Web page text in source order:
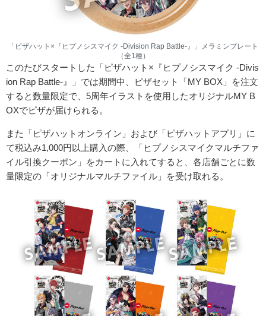
「ピザハット×『ヒプノシスマイク -Division Rap Battle-』」メラミンプレート
（全1種）
このたびスタートした「ピザハット×『ヒプノシスマイク -Divis
ion Rap Battle-』」では期間中、ピザセット「MY BOX」を注文
すると数量限定で、5周年イラストを使用したオリジナルMY B
OXでピザが届けられる。
また「ピザハットオンライン」および「ピザハットアプリ」に
て税込み1,000円以上購入の際、「ヒプノシスマイクマルチファ
イル引換クーポン」をカートに入れてすると、各店舗ごとに数
量限定の「オリジナルマルチファイル」を受け取れる。